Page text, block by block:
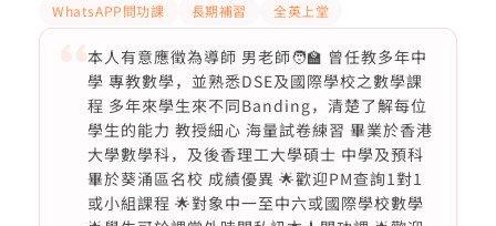
WhatsAPP問功課 長期補習 全英上堂
本人有意應徵為導師 男老師🧑‍🏫 曾任教多年中
學 專教數學，並熟悉DSE及國際學校之數學課
程 多年來學生來不同Banding，清楚了解每位
學生的能力 教授細心 海量試卷練習 畢業於香港
大學數學科，及後香理工大學碩士 中學及預科
畢於葵涌區名校 成績優異 🌟歡迎PM查詢1對1
或小組課程 🌟對象中一至中六或國際學校數學